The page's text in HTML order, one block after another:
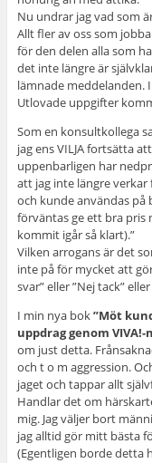
Nu undrar jag vad som
Allt fler av oss som
för den delen alla som
det inte längre är
lämnade meddelanden.
Utlovade uppgifter
Som en konsultkollega
jag ens VILJA fortsätta
uppenbarligen har
att jag inte längre
och kunde användas
förväntas ge ett bra pris
kommit igår så klart).”
Vilken arrogans är det
inte på för mycket att
svar” eller ”Nej tack”
I min nya bok”Möt
uppdrag genom
om just detta.
och t o m aggression.
jaget och tappar allt
Handlar det om
mig. Jag väljer bort
jag alltid gör mitt bästa
(Egentligen borde detta